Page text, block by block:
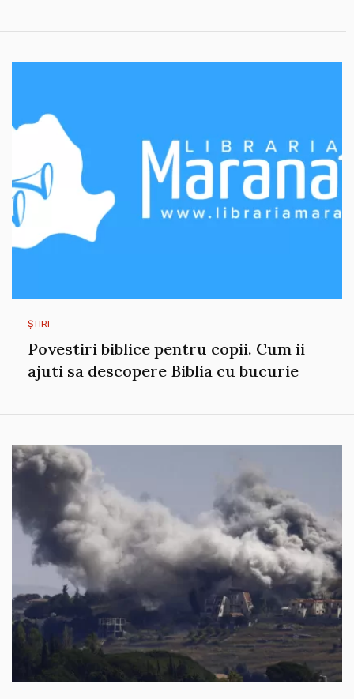
ȘTIRI
Povestiri biblice pentru copii. Cum ii
ajuti sa descopere Biblia cu bucurie